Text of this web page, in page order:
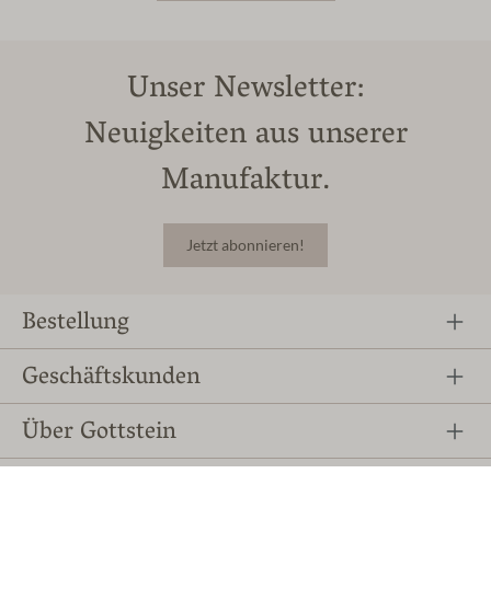
Unser Newsletter:
Neuigkeiten aus unserer
Manufaktur.
Jetzt abonnieren!
Bestellung
Geschäftskunden
Über Gottstein